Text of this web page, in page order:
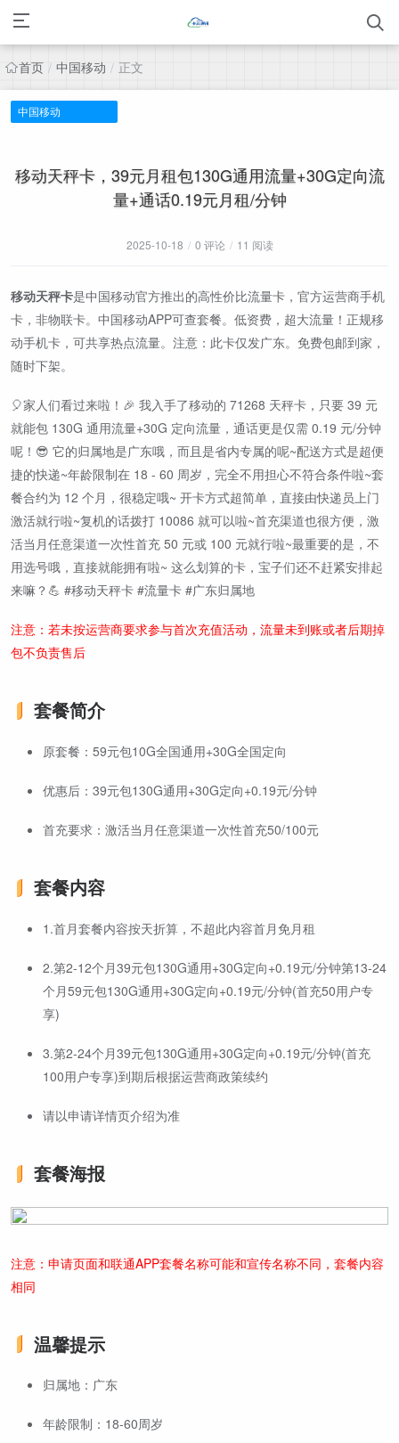
首页 / 中国移动 / 正文
中国移动
移动天秤卡，39元月租包130G通用流量+30G定向流
量+通话0.19元月租/分钟
2025-10-18 / 0 评论 / 11 阅读
移动天秤卡是中国移动官方推出的高性价比流量卡，官方运营商手机
卡，非物联卡。中国移动APP可查套餐。低资费，超大流量！正规移
动手机卡，可共享热点流量。注意：此卡仅发广东。免费包邮到家，
随时下架。
🎈家人们看过来啦！🎉 我入手了移动的 71268 天秤卡，只要 39 元
就能包 130G 通用流量+30G 定向流量，通话更是仅需 0.19 元/分钟
呢！😎 它的归属地是广东哦，而且是省内专属的呢~配送方式是超便
捷的快递~年龄限制在 18 - 60 周岁，完全不用担心不符合条件啦~套
餐合约为 12 个月，很稳定哦~ 开卡方式超简单，直接由快递员上门
激活就行啦~复机的话拨打 10086 就可以啦~首充渠道也很方便，激
活当月任意渠道一次性首充 50 元或 100 元就行啦~最重要的是，不
用选号哦，直接就能拥有啦~ 这么划算的卡，宝子们还不赶紧安排起
来嘛？💪 #移动天秤卡 #流量卡 #广东归属地
注意：若未按运营商要求参与首次充值活动，流量未到账或者后期掉
包不负责售后
套餐简介
原套餐：59元包10G全国通用+30G全国定向
优惠后：39元包130G通用+30G定向+0.19元/分钟
首充要求：激活当月任意渠道一次性首充50/100元
套餐内容
1.首月套餐内容按天折算，不超此内容首月免月租
2.第2-12个月39元包130G通用+30G定向+0.19元/分钟第13-24
个月59元包130G通用+30G定向+0.19元/分钟(首充50用户专
享)
3.第2-24个月39元包130G通用+30G定向+0.19元/分钟(首充
100用户专享)到期后根据运营商政策续约
请以申请详情页介绍为准
套餐海报
注意：申请页面和联通APP套餐名称可能和宣传名称不同，套餐内容
相同
温馨提示
归属地：广东
年龄限制：18-60周岁